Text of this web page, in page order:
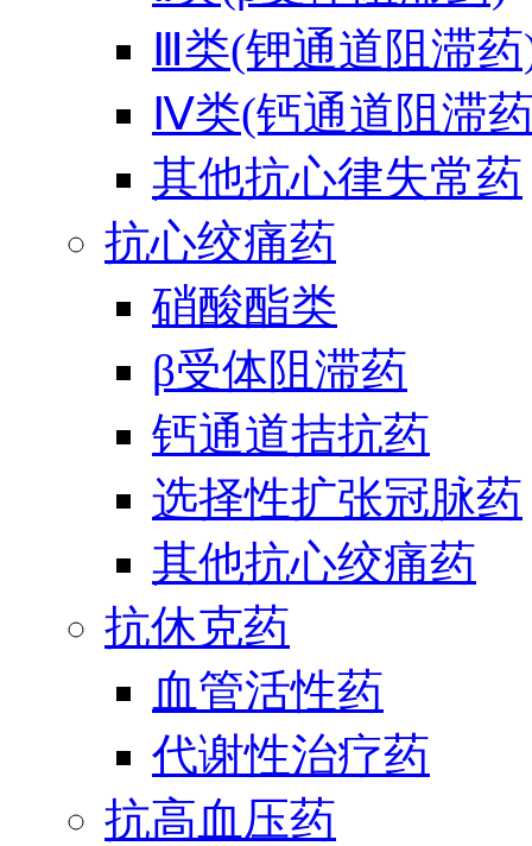
Ⅲ类(钾通道阻滞
Ⅳ类(钙通道阻滞
其他抗心律失常药
抗心绞痛药
硝酸酯类
β受体阻滞药
钙通道拮抗药
选择性扩张冠脉药
其他抗心绞痛药
抗休克药
血管活性药
代谢性治疗药
抗高血压药